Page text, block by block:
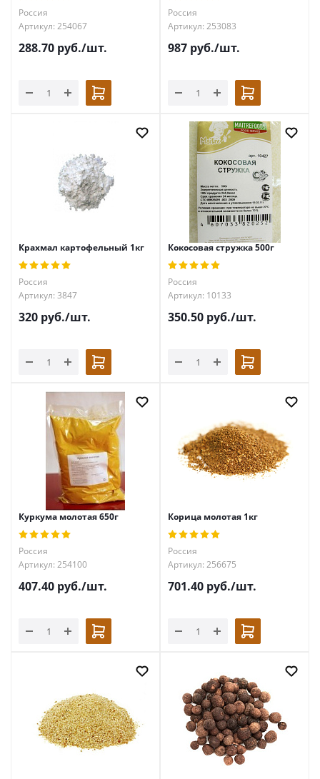
Россия
Артикул: 254067
288.70 руб./шт.
Россия
Артикул: 253083
987 руб./шт.
Крахмал картофельный 1кг
Россия
Артикул: 3847
320 руб./шт.
Кокосовая стружка 500г
Россия
Артикул: 10133
350.50 руб./шт.
Куркума молотая 650г
Россия
Артикул: 254100
407.40 руб./шт.
Корица молотая 1кг
Россия
Артикул: 256675
701.40 руб./шт.